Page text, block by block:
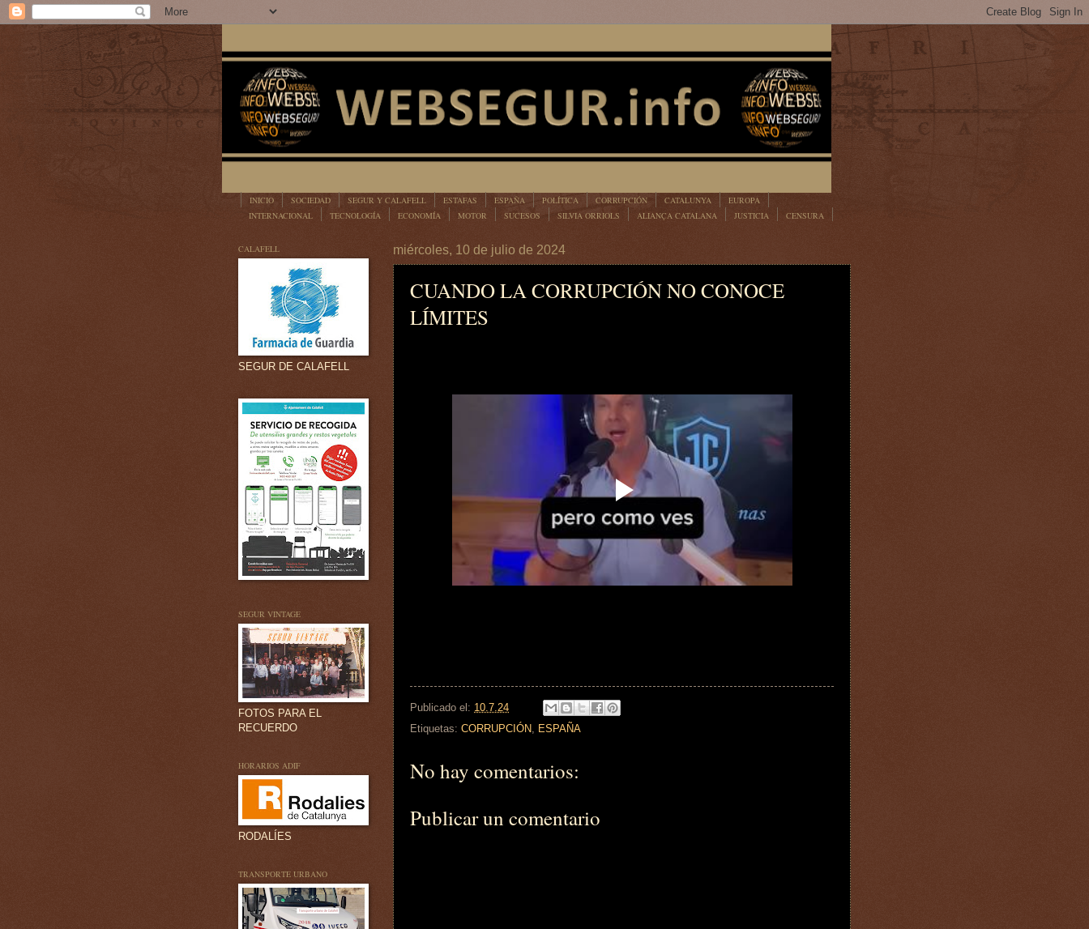
INICIO SOCIEDAD SEGUR Y CALAFELL ESTAFAS ESPAÑA POLÍTICA CORRUPCIÓN CATALUNYA
EUROPA
INTERNACIONAL
TECNOLOGÍA ECONOMÍA MOTOR SUCESOS SILVIA ORRIOLS ALIANÇA CATALANA JUSTICIA
CENSURA
miércoles, 10 de julio de 2024
CUANDO LA CORRUPCIÓN NO CONOCE
LÍMITES
Publicado el: 10.7.24
Etiquetas: CORRUPCIÓN, ESPAÑA
No hay comentarios:
Publicar un comentario
CALAFELL
SEGUR DE CALAFELL
SEGUR VINTAGE
FOTOS PARA EL
RECUERDO
HORARIOS ADIF
RODALÍES
TRANSPORTE URBANO